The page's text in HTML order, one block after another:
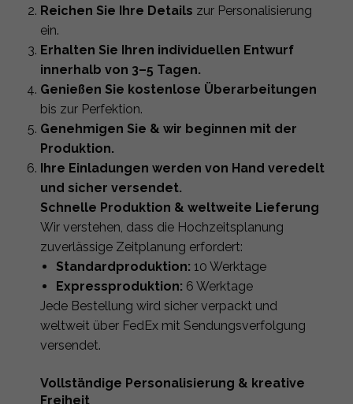
Reichen Sie Ihre Details zur Personalisierung
ein.
Erhalten Sie Ihren individuellen Entwurf
innerhalb von 3–5 Tagen.
Genießen Sie kostenlose Überarbeitungen
bis zur Perfektion.
Genehmigen Sie & wir beginnen mit der
Produktion.
Ihre Einladungen werden von Hand veredelt
und sicher versendet.
Schnelle Produktion & weltweite Lieferung
Wir verstehen, dass die Hochzeitsplanung
zuverlässige Zeitplanung erfordert:
Standardproduktion: 10 Werktage
Expressproduktion: 6 Werktage
Jede Bestellung wird sicher verpackt und
weltweit über FedEx mit Sendungsverfolgung
versendet.
Vollständige Personalisierung & kreative
Freiheit